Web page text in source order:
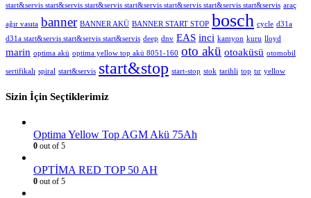
start&servis start&servis start&servis start&servis start&servis start&servis start&servis araç
ağır vasıta banner BANNER AKÜ BANNER START STOP bosch cycle d31a
d31a start&servis start&servis start&servis deep dnv EAS inci kamyon kuru lloyd
marin optima akü optima yellow top akü 8051-160 oto akü otoaküsü otomobil
sertifikalı spiral start&servis start&stop start-stop stok tarihli top tır yellow
Sizin İçin Seçtiklerimiz
Optima Yellow Top AGM Akü 75Ah
0 out of 5
OPTİMA RED TOP 50 AH
0 out of 5